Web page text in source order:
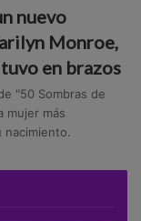
nuevo
Monroe,
en brazos
"50 Sombras de
mujer más
nacimiento.